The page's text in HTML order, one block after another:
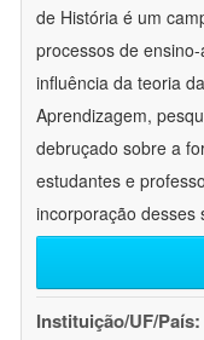
de História é um
processos de
influência da teoria
Aprendizagem,
debruçado sobre a
estudantes e
incorporação desses
Instituição/UF/País: